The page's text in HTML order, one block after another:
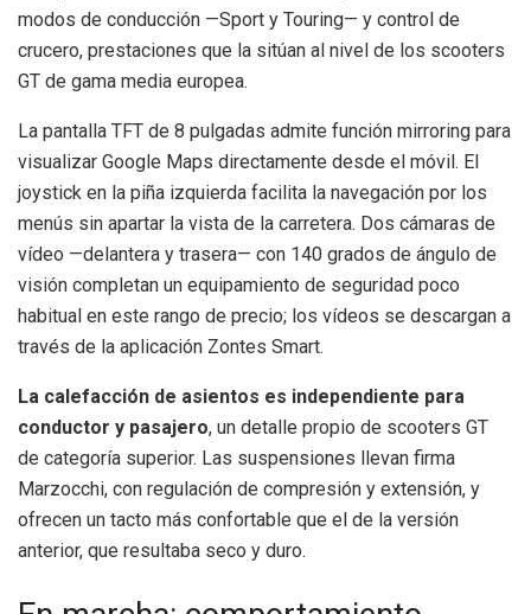
modos de conducción —Sport y Touring— y control de
crucero, prestaciones que la sitúan al nivel de los scooters
GT de gama media europea.
La pantalla TFT de 8 pulgadas admite función mirroring para
visualizar Google Maps directamente desde el móvil. El
joystick en la piña izquierda facilita la navegación por los
menús sin apartar la vista de la carretera. Dos cámaras de
vídeo —delantera y trasera— con 140 grados de ángulo de
visión completan un equipamiento de seguridad poco
habitual en este rango de precio; los vídeos se descargan a
través de la aplicación Zontes Smart.
La calefacción de asientos es independiente para
conductor y pasajero, un detalle propio de scooters GT
de categoría superior. Las suspensiones llevan firma
Marzocchi, con regulación de compresión y extensión, y
ofrecen un tacto más confortable que el de la versión
anterior, que resultaba seco y duro.